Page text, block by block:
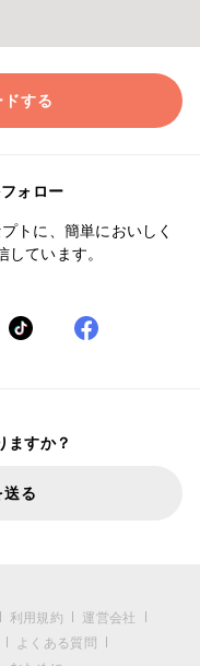
する
ォロー
トに、簡単においしく
ています。
ますか？
る
利用規約
運営会社
よくある質問